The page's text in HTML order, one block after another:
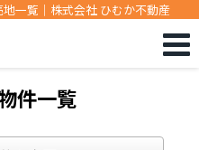
一覧｜株式会社 ひむか不動産
件一覧